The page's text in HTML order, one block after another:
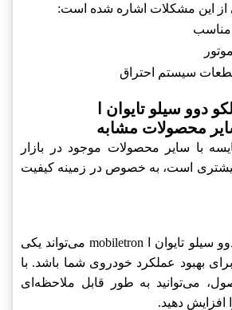
از این مشکلات اشاره شده است:
مناسب
سیستم احتراق
دوو سیلو تایوان ا
با سایر محصولات موجود در بازار
بیشتری است، به خصوص در زمینه کیفیت
انتخاب مگنت دلکو دوو سیلو تایوان ا mobiletron می‌تواند یکی
بهبود عملکرد خودروی شما باشد. با
می‌توانید به طور قابل ملاحظه‌ای
افزایش دهید.